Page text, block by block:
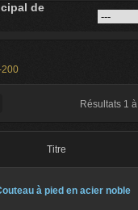
de
Résultats 1 à
Titre
à pied en acier noble